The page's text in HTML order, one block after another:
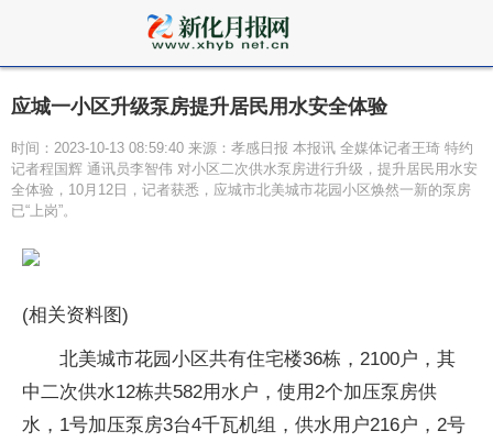
应城一小区升级泵房提升居民用水安全体验
时间：2023-10-13 08:59:40 来源：孝感日报 本报讯 全媒体记者王琦 特约
记者程国辉 通讯员李智伟 对小区二次供水泵房进行升级，提升居民用水安
全体验，10月12日，记者获悉，应城市北美城市花园小区焕然一新的泵房
已“上岗”。
(相关资料图)
北美城市花园小区共有住宅楼36栋，2100户，其
中二次供水12栋共582用水户，使用2个加压泵房供
水，1号加压泵房3台4千瓦机组，供水用户216户，2号